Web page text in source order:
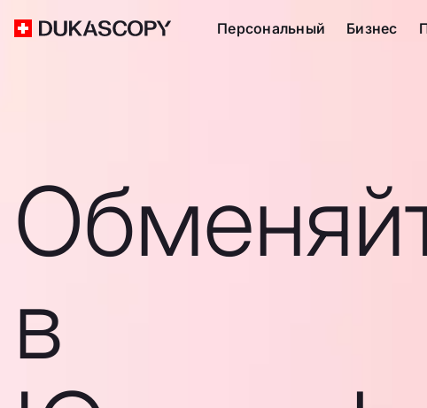
Персональный Бизнес
в